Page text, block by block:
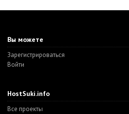
Вы можете
Зарегистрироваться
Войти
HostSuki.info
Все проекты